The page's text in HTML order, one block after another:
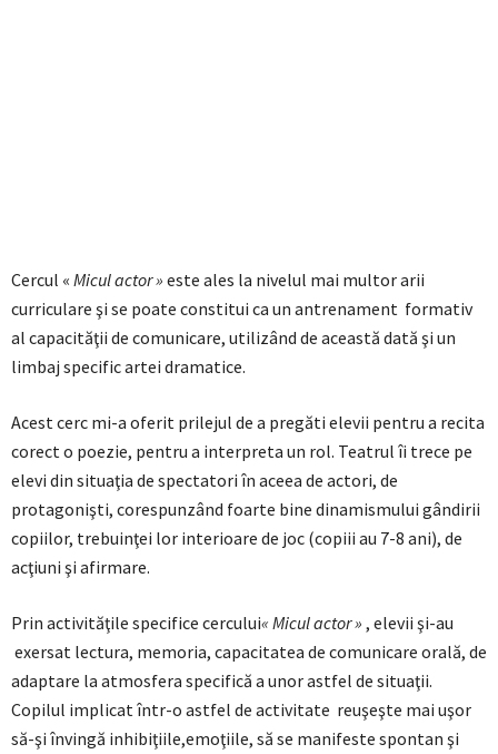
Cercul « Micul actor » este ales la nivelul mai multor arii
curriculare şi se poate constitui ca un antrenament formativ
al capacităţii de comunicare, utilizând de această dată şi un
limbaj specific artei dramatice.
Acest cerc mi-a oferit prilejul de a pregăti elevii pentru a recita
corect o poezie, pentru a interpreta un rol. Teatrul îi trece pe
elevi din situaţia de spectatori în aceea de actori, de
protagonişti, corespunzând foarte bine dinamismului gândirii
copiilor, trebuinţei lor interioare de joc (copiii au 7-8 ani), de
acţiuni şi afirmare.
Prin activităţile specifice cercului« Micul actor » , elevii şi-au
exersat lectura, memoria, capacitatea de comunicare orală, de
adaptare la atmosfera specifică a unor astfel de situaţii.
Copilul implicat într-o astfel de activitate reuşeşte mai uşor
să-şi învingă inhibiţiile,emoţiile, să se manifeste spontan şi